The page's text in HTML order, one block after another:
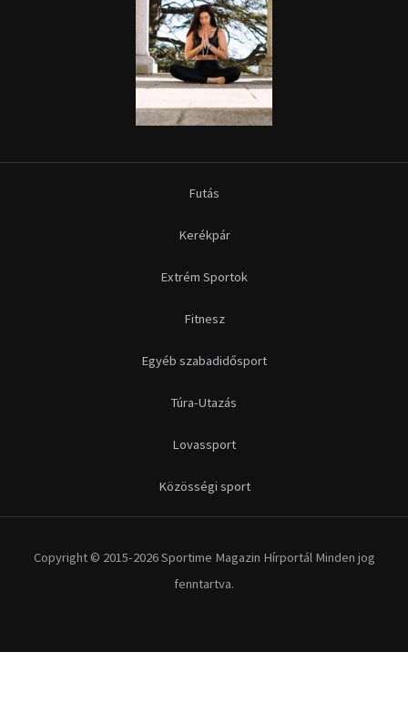
Futás
Kerékpár
Extrém Sportok
Fitnesz
Egyéb szabadidősport
Túra-Utazás
Lovassport
Közösségi sport
Copyright © 2015-2026 Sportime Magazin Hírportál Minden jog
fenntartva.